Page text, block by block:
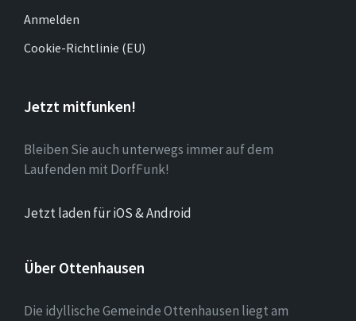
Anmelden
Cookie-Richtlinie (EU)
Jetzt mitfunken!
Bleiben Sie auch unterwegs immer auf dem
Laufenden mit DorfFunk!
Jetzt laden für iOS & Android
Über Ottenhausen
Die idyllische Gemeinde Ottenhausen liegt am